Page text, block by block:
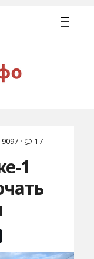
9097 • 17
1